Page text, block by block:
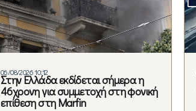
06/08/2026 10:12
Στην Ελλάδα εκδίδεται σήμερα η
46χρονη για συμμετοχή στη φονική
επίθεση στη Marfin